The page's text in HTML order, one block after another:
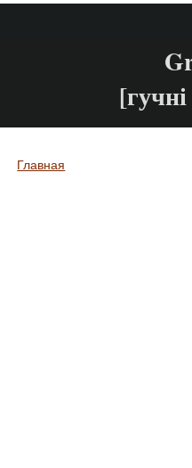
Вы здесь
Главная